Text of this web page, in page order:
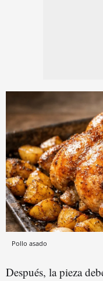
Pollo asado
Después, la pieza